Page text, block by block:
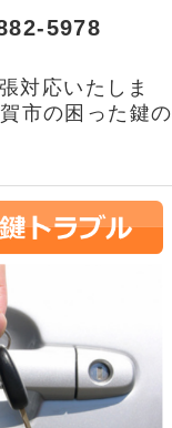
5978
対応いたしま
市の困った鍵の